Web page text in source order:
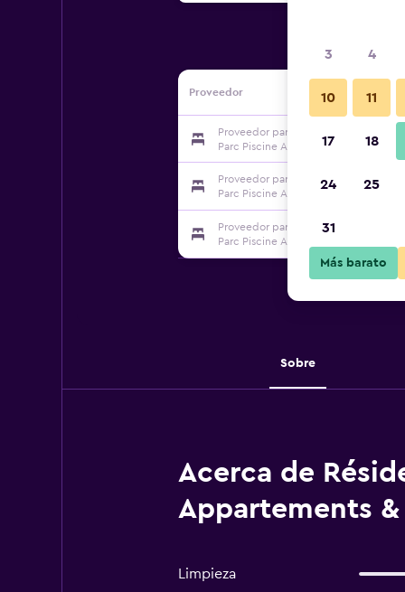
Proveedor
Proveedor para Résidence Le Vallon
Parc Piscine Appartements & Studios
Proveedor para Résidence Le Vallon
Parc Piscine Appartements & Studios
Proveedor para Résidence Le Vallon
Parc Piscine Appartements & Studios
Sobre
Acerca de
Appartements
Limpieza
3 4
10 11
17 18
24 25
31
Más barato